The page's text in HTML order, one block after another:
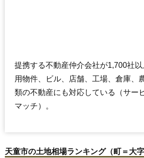
提携する不動産仲介会社が1,700社
用物件、ビル、店舗、工場、倉庫、
類の不動産にも対応している（サー
マッチ）。
天童市の土地相場ランキング（町＝大字